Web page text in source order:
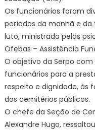
Os funcionários foram
períodos da manhã e
luto, ministrado pelas
Ofebas – Assistência
O objetivo da Serpo
funcionários para a
respeito e dignidade, às
dos cemitérios públicos.
O chefe da Seção de
Alexandre Hugo,